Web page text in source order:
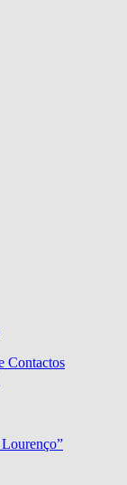
Contactos